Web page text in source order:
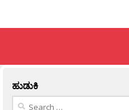
ಹುಡುಕಿ
Search